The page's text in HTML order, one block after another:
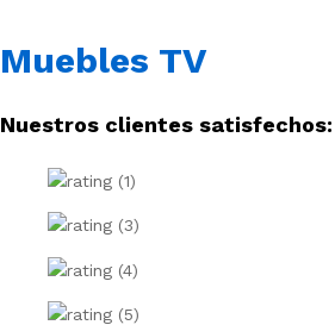
Muebles TV
Nuestros clientes satisfechos: